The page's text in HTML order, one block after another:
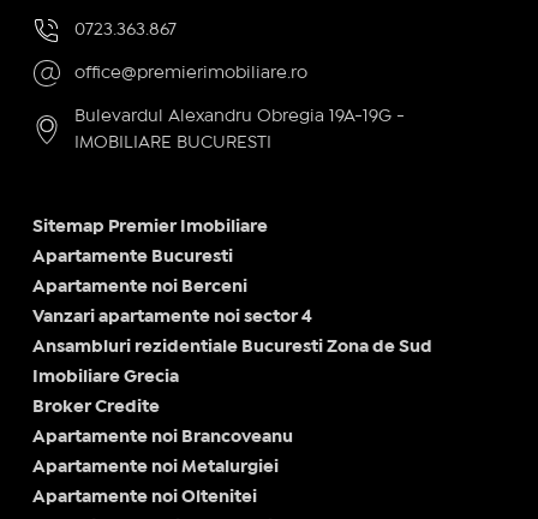
0723.363.867
office@premierimobiliare.ro
Bulevardul Alexandru Obregia 19A-19G -
IMOBILIARE BUCURESTI
Sitemap Premier Imobiliare
Apartamente Bucuresti
Apartamente noi Berceni
Vanzari apartamente noi sector 4
Ansambluri rezidentiale Bucuresti Zona de Sud
Imobiliare Grecia
Broker Credite
Apartamente noi Brancoveanu
Apartamente noi Metalurgiei
Apartamente noi Oltenitei